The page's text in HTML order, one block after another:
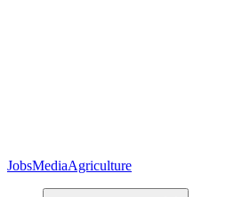
JobsMediaAgriculture